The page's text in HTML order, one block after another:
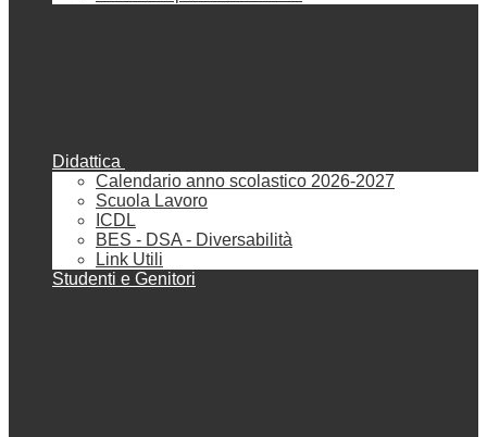
Didattica
Calendario anno scolastico 2026-2027
Scuola Lavoro
ICDL
BES - DSA - Diversabilità
Link Utili
Studenti e Genitori